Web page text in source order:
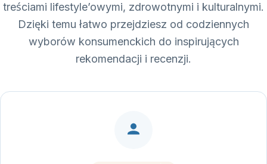
treściami lifestyle’owymi, zdrowotnymi i kulturalnymi.
Dzięki temu łatwo przejdziesz od codziennych
wyborów konsumenckich do inspirujących
rekomendacji i recenzji.